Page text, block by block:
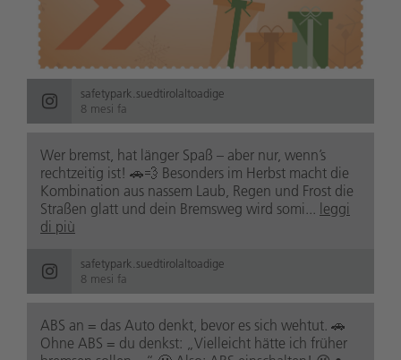
safetypark.suedtirolaltoadige
8 mesi fa
Wer bremst, hat länger Spaß – aber nur, wenn’s
rechtzeitig ist! 🚗💨 Besonders im Herbst macht die
Kombination aus nassem Laub, Regen und Frost die
Straßen glatt und dein Bremsweg wird somi... leggi
di più
safetypark.suedtirolaltoadige
8 mesi fa
ABS an = das Auto denkt, bevor es sich wehtut. 🚗
Ohne ABS = du denkst: „Vielleicht hätte ich früher